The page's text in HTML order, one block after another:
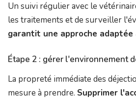
Un suivi régulier avec le
les traitements et de surveiller
garantit une approche adaptée
Étape 2 : gérer l'environnement
La propreté immédiate des
mesure à prendre. Supprimer